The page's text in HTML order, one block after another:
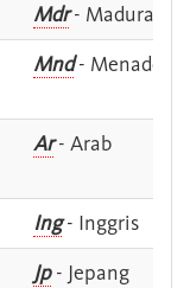
Mdr- Madura
Mnd- Menado
Ar- Arab
Ing- Inggris
Jp- Jepang